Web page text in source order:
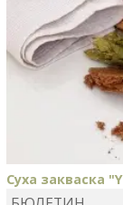
Суха закваска